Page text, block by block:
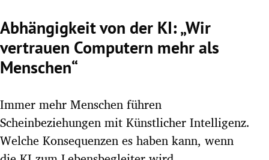
Untermenü
Untermenü
Untermenü
Untermenü
Abhängigkeit von der KI: „Wir
vertrauen Computern mehr als
Menschen“
Immer mehr Menschen führen
Scheinbeziehungen mit Künstlicher Intelligenz.
Welche Konsequenzen es haben kann, wenn